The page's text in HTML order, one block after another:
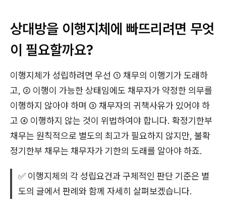
상대방을 이행지체에 빠뜨리려면 무엇
이 필요할까요?
이행지체가 성립하려면 우선 ① 채무의 이행기가 도래하
고, ② 이행이 가능한 상태임에도 채무자가 약정한 의무를
이행하지 않아야 하며 ③ 채무자의 귀책사유가 있어야 하
고 ④ 이행하지 않는 것이 위법하여야 합니다. 확정기한부
채무는 원칙적으로 별도의 최고가 필요하지 않지만, 불확
정기한부 채무는 채무자가 기한의 도래를 알아야 하죠.
✅ 이행지체의 각 성립요건과 구체적인 판단 기준은 별
도의 글에서 판례와 함께 자세히 살펴보겠습니다.